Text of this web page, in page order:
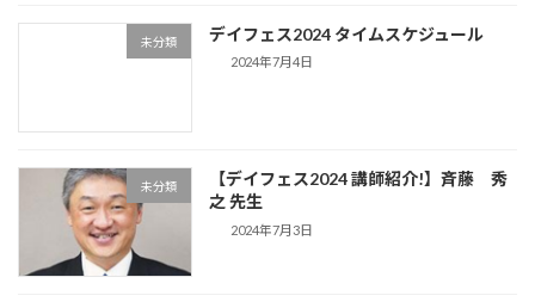
未分類 デイフェス2024 タイムスケジュール
2024年7月4日
未分類
【デイフェス2024 講師紹介!】斉藤 秀
之 先生
2024年7月3日